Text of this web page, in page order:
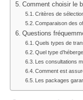
Comment choisir le
Critères de
Comparaison des
Questions
Quels types de
Quel type
Les consultations
Comment est
Les packages